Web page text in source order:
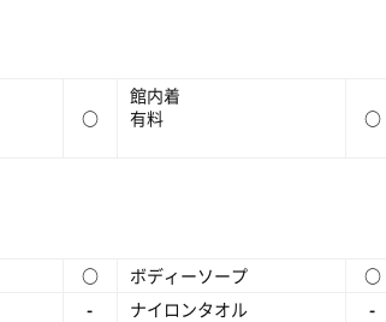
○
館内着
有料
○
○ ボディーソープ
○
- ナイロンタオル
-